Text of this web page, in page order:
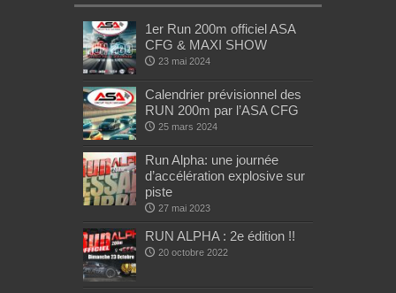
1er Run 200m officiel ASA
CFG & MAXI SHOW
23 mai 2024
Calendrier prévisionnel des
RUN 200m par l’ASA CFG
25 mars 2024
Run Alpha: une journée
d’accélération explosive sur
piste
27 mai 2023
RUN ALPHA : 2e édition !!
20 octobre 2022